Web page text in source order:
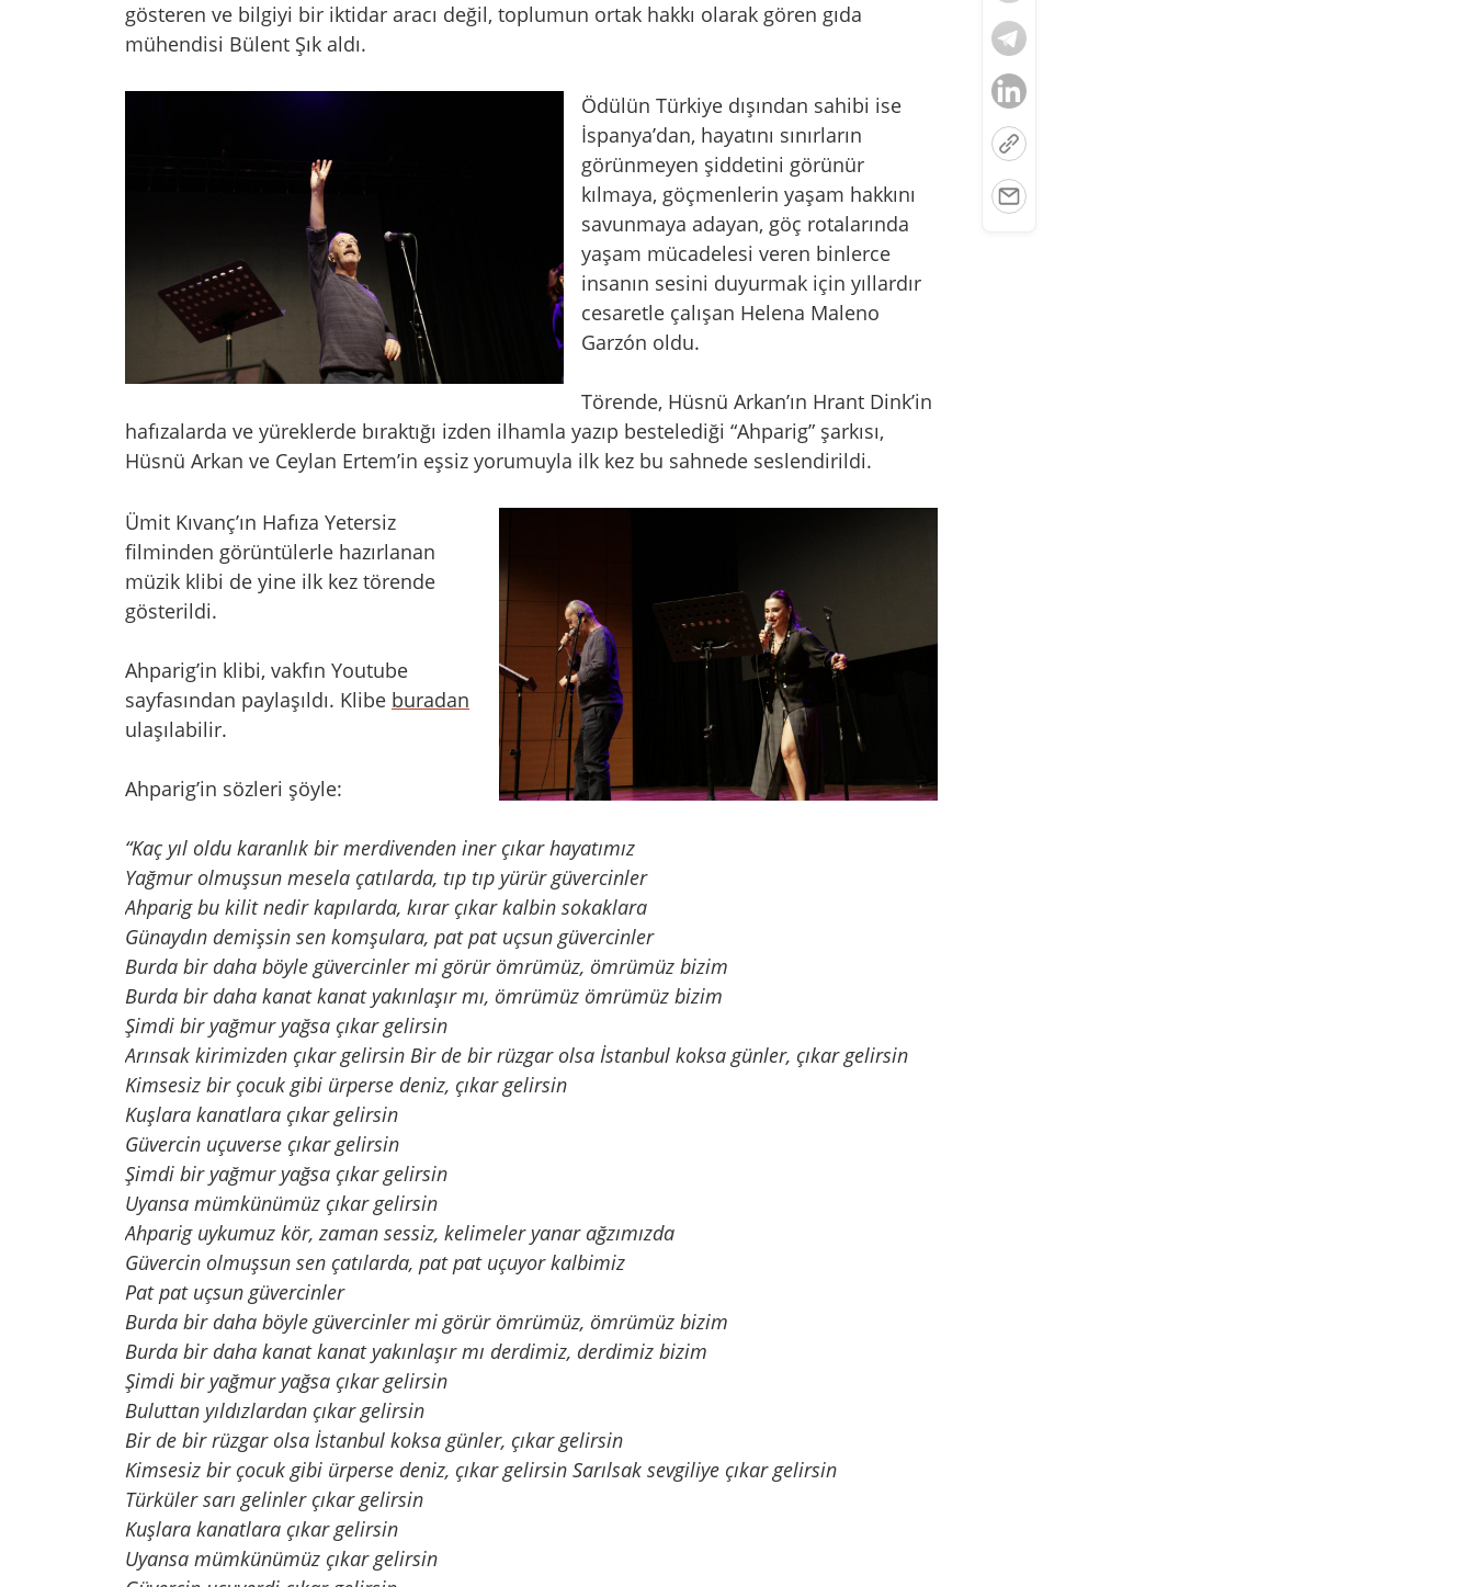
gösteren ve bilgiyi bir iktidar aracı değil, toplumun ortak hakkı olarak gören gıda
mühendisi Bülent Şık aldı.
Ödülün Türkiye dışından sahibi ise
İspanya’dan, hayatını sınırların
görünmeyen şiddetini görünür
kılmaya, göçmenlerin yaşam hakkını
savunmaya adayan, göç rotalarında
yaşam mücadelesi veren binlerce
insanın sesini duyurmak için yıllardır
cesaretle çalışan Helena Maleno
Garzón oldu.
Törende, Hüsnü Arkan’ın Hrant Dink’in
hafızalarda ve yüreklerde bıraktığı izden ilhamla yazıp bestelediği “Ahparig” şarkısı,
Hüsnü Arkan ve Ceylan Ertem’in eşsiz yorumuyla ilk kez bu sahnede seslendirildi.
Ümit Kıvanç’ın Hafıza Yetersiz
filminden görüntülerle hazırlanan
müzik klibi de yine ilk kez törende
gösterildi.
Ahparig’in klibi, vakfın Youtube
sayfasından paylaşıldı. Klibe buradan
ulaşılabilir.
Ahparig’in sözleri şöyle:
“Kaç yıl oldu karanlık bir merdivenden iner çıkar hayatımız
Yağmur olmuşsun mesela çatılarda, tıp tıp yürür güvercinler
Ahparig bu kilit nedir kapılarda, kırar çıkar kalbin sokaklara
Günaydın demişsin sen komşulara, pat pat uçsun güvercinler
Burda bir daha böyle güvercinler mi görür ömrümüz, ömrümüz bizim
Burda bir daha kanat kanat yakınlaşır mı, ömrümüz ömrümüz bizim
Şimdi bir yağmur yağsa çıkar gelirsin
Arınsak kirimizden çıkar gelirsin Bir de bir rüzgar olsa İstanbul koksa günler, çıkar gelirsin
Kimsesiz bir çocuk gibi ürperse deniz, çıkar gelirsin
Kuşlara kanatlara çıkar gelirsin
Güvercin uçuverse çıkar gelirsin
Şimdi bir yağmur yağsa çıkar gelirsin
Uyansa mümkünümüz çıkar gelirsin
Ahparig uykumuz kör, zaman sessiz, kelimeler yanar ağzımızda
Güvercin olmuşsun sen çatılarda, pat pat uçuyor kalbimiz
Pat pat uçsun güvercinler
Burda bir daha böyle güvercinler mi görür ömrümüz, ömrümüz bizim
Burda bir daha kanat kanat yakınlaşır mı derdimiz, derdimiz bizim
Şimdi bir yağmur yağsa çıkar gelirsin
Buluttan yıldızlardan çıkar gelirsin
Bir de bir rüzgar olsa İstanbul koksa günler, çıkar gelirsin
Kimsesiz bir çocuk gibi ürperse deniz, çıkar gelirsin Sarılsak sevgiliye çıkar gelirsin
Türküler sarı gelinler çıkar gelirsin
Kuşlara kanatlara çıkar gelirsin
Uyansa mümkünümüz çıkar gelirsin